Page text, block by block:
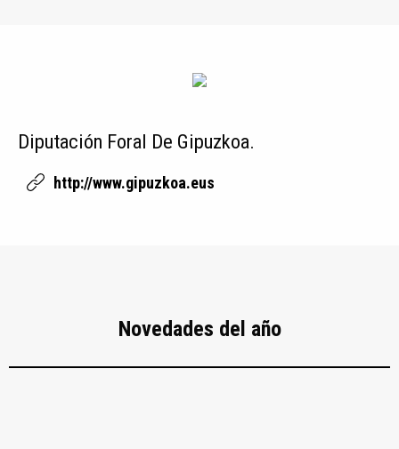
Diputación Foral De Gipuzkoa.
http://www.gipuzkoa.eus
Novedades del año